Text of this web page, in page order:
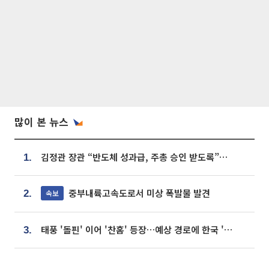
많이 본 뉴스
1. 김정관 장관 “반도체 성과급, 주총 승인 받도록”…상법·자본시장법 개정 시사
2. 속보 중부내륙고속도로서 미상 폭발물 발견
3. 태풍 '돌핀' 이어 '찬홈' 등장…예상 경로에 한국 '한숨'